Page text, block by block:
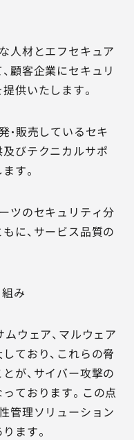
人材とエフセキュア
顧客企業にセキュリ
供いたします。
・販売しているセキ
びテクニカルサポ
す。
ツのセキュリティ分
に、サービス品質の
み
ムウェア、マルウェア
ており、これらの脅
が、サイバー攻撃の
ております。この点
管理ソリューション
ます。